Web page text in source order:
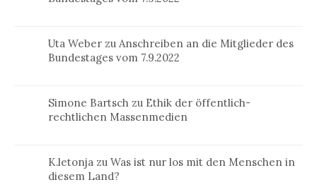
Uta Weber zuAnschreiben an die Mitglieder des
Bundestages vom 7.9.2022
Simone Bartsch zu Ethik der öffentlich-
rechtlichen Massenmedien
K.letonja zuWas ist nur los mit den Menschen in
diesem Land?